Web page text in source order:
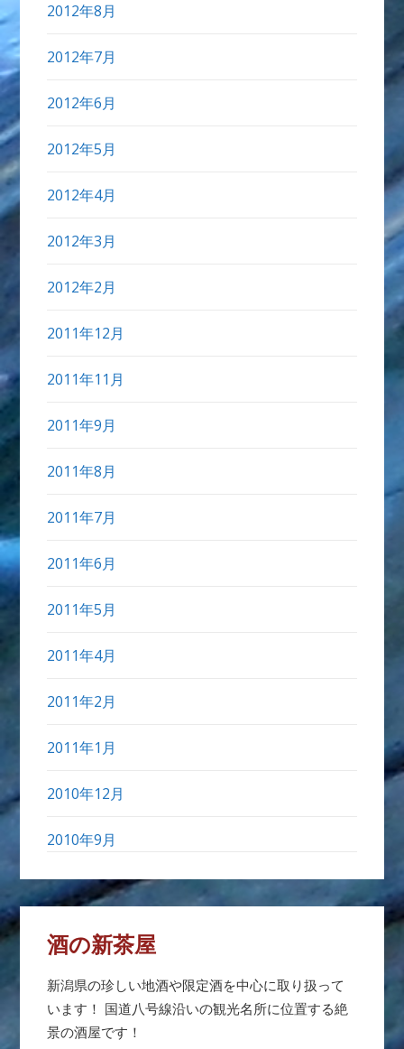
2012年8月
2012年7月
2012年6月
2012年5月
2012年4月
2012年3月
2012年2月
2011年12月
2011年11月
2011年9月
2011年8月
2011年7月
2011年6月
2011年5月
2011年4月
2011年2月
2011年1月
2010年12月
2010年9月
酒の新茶屋
新潟県の珍しい地酒や限定酒を中心に取り扱って
います！ 国道八号線沿いの観光名所に位置する絶
景の酒屋です！